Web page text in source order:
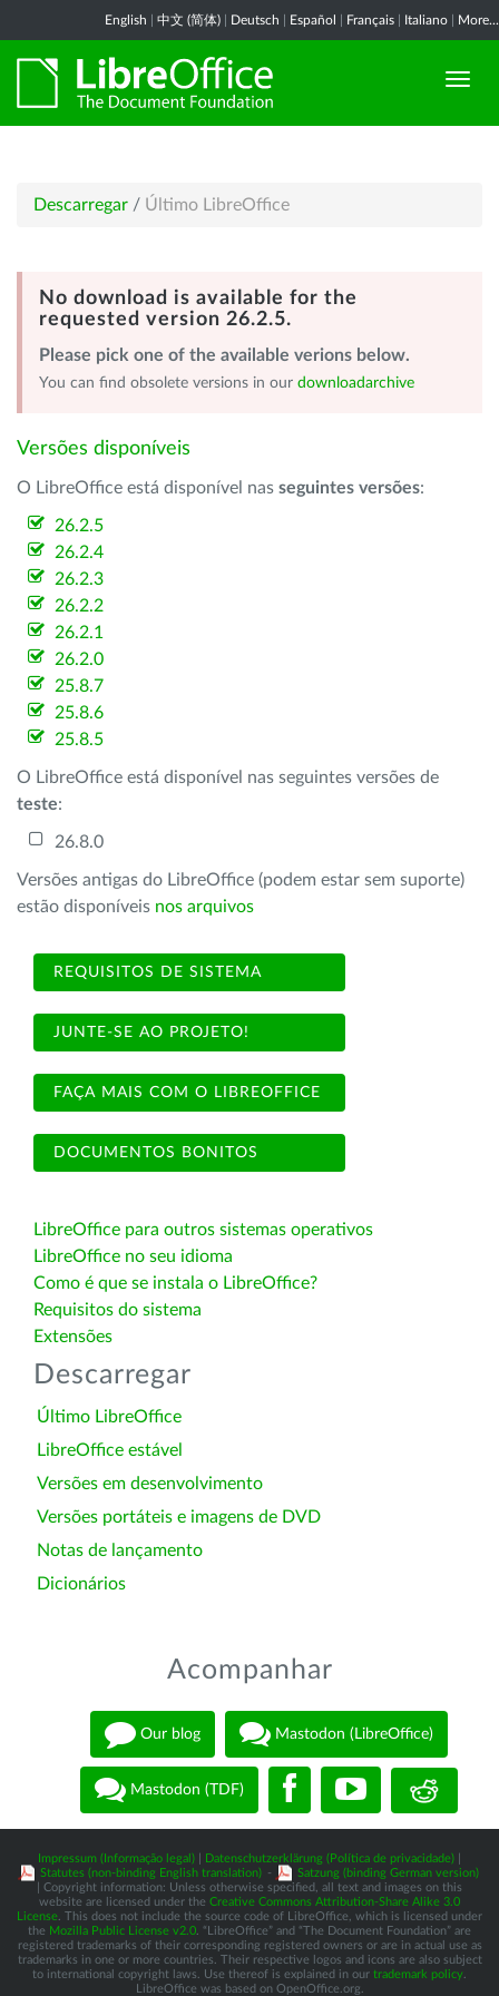
English 中文 (简体) Deutsch Español Français Italiano More...
Descarregar / Último LibreOffice
No download is available for the
requested version 26.2.5.
Please pick one of the available verions below.
You can find obsolete versions in our downloadarchive
Versões disponíveis
O LibreOffice está disponível nas seguintes versões:
26.2.5
26.2.4
26.2.3
26.2.2
26.2.1
26.2.0
25.8.7
25.8.6
25.8.5
O LibreOffice está disponível nas seguintes versões de
teste:
26.8.0
Versões antigas do LibreOffice (podem estar sem suporte)
estão disponíveis nos arquivos
REQUISITOS DE SISTEMA
JUNTE-SE AO PROJETO!
FAÇA MAIS COM O LIBREOFFICE
DOCUMENTOS BONITOS
LibreOffice para outros sistemas operativos
LibreOffice no seu idioma
Como é que se instala o LibreOffice?
Requisitos do sistema
Extensões
Descarregar
Último LibreOffice
LibreOffice estável
Versões em desenvolvimento
Versões portáteis e imagens de DVD
Notas de lançamento
Dicionários
Acompanhar
Our blog Mastodon (LibreOffice)
Mastodon (TDF)
Impressum (Informação legal) Datenschutzerklärung (Política de privacidade)
Statutes (non-binding English translation) -
Satzung (binding German version)
| Copyright information: Unless otherwise specified, all text and images on this
website are licensed under the Creative Commons Attribution-Share Alike 3.0
License . This does not include the source code of LibreOffice, which is licensed under
the Mozilla Public License v2.0 . “LibreOffice” and “The Document Foundation” are
registered trademarks of their corresponding registered owners or are in actual use as
trademarks in one or more countries. Their respective logos and icons are also subject
to international copyright laws. Use thereof is explained in our trademark policy
LibreOffice was based on OpenOffice.org.